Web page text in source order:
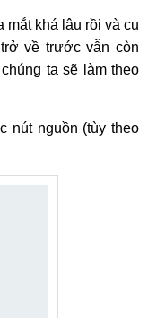
khá lâu rồi và cụ
về trước vẫn còn
ta sẽ làm theo
nút nguồn (tùy theo